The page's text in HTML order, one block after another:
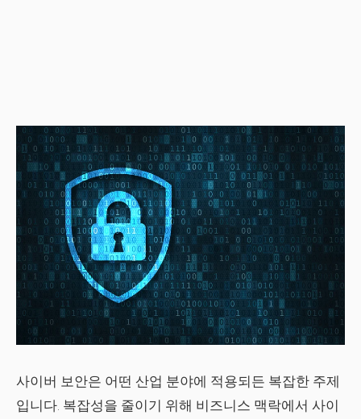
사이버 보안은 어떤 산업 분야에 적용되든 복잡한 주제
입니다. 복잡성을 줄이기 위해 비즈니스 맥락에서 사이